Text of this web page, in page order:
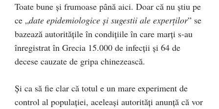
Toate bune și frumoase până aici. Doar că nu știu pe
ce „date epidemiologice și sugestii ale experților” se
bazează autoritățile în condițiile în care marți s-au
înregistrat în Grecia 15.000 de infecții și 64 de
decese cauzate de gripa chinezească.
Și ca să fie clar că totul e un mare experiment de
control al populației, aceleași autorități anunță că vor